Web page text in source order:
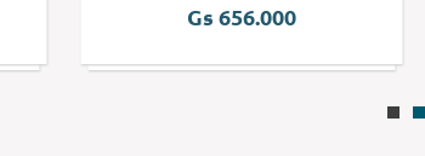
Gs 656.000